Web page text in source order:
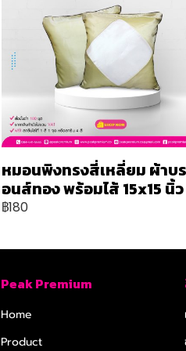
หมอนพิงทรงสี่เหลี่ยม ผ้าบร
อนส์ทอง พร้อมไส้ 15x15 นิ้ว
฿180
Peak Premium
Home
Product